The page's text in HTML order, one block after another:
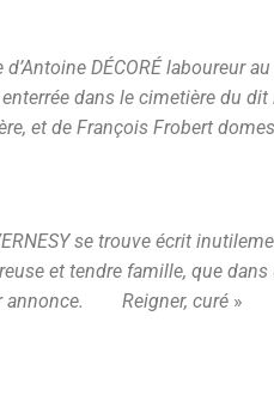
DÉCORÉ laboureur
dans le cimetière du
et de François Frobert
se trouve écrit
et tendre famille, que
annonce. Reigner, curé »